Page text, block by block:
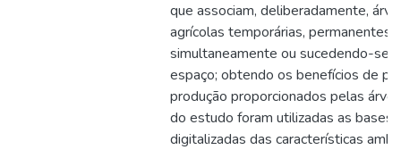
que associam, deliberadamente,
agrícolas temporárias, permanentes
simultaneamente ou sucedendo-se
espaço; obtendo os benefícios de
produção proporcionados pelas
do estudo foram utilizadas as bases
digitalizadas das características